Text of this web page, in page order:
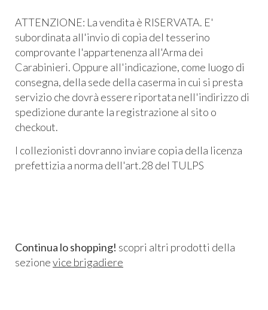
ATTENZIONE: La vendita è RISERVATA. E'
subordinata all'invio di copia del tesserino
comprovante l'appartenenza all'Arma dei
Carabinieri. Oppure all'indicazione, come luogo di
consegna, della sede della caserma in cui si presta
servizio che dovrà essere riportata nell'indirizzo di
spedizione durante la registrazione al sito o
checkout.
I collezionisti dovranno inviare copia della licenza
prefettizia a norma dell'art.28 del TULPS
Continua lo shopping! scopri altri prodotti della
sezionevice brigadiere